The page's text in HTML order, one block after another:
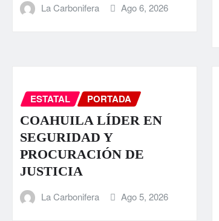
La Carbonifera Ago 6, 2026
ESTATAL PORTADA
COAHUILA LÍDER EN
SEGURIDAD Y
PROCURACIÓN DE
JUSTICIA
La Carbonifera Ago 5, 2026